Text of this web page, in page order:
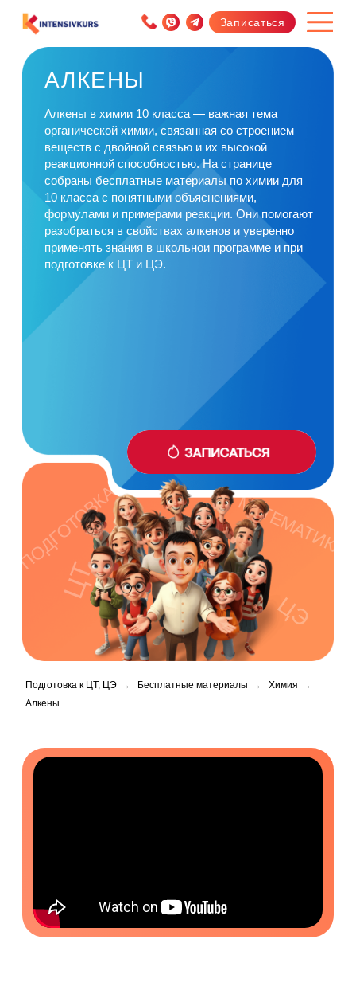
Записаться
АЛКЕНЫ
Алкены в химии 10 класса — важная тема
реакционной способностью. На странице
собраны бесплатные материалы по химии для
10 класса с понятными объяснениями,
формулами и примерами реакции. Они помогают
разобраться в свойствах алкенов и уверенно
применять знания в школьнои программе и при
подготовке к ЦТ и ЦЭ.
ЦЭ
МАТЕМАТИКА
Подготовка к ЦТ, ЦЭ → Бесплатные материалы → Химия →
Алкены